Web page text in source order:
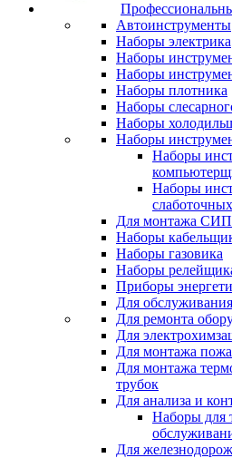
Автоинструменты
Наборы электрика
Наборы
Наборы
Наборы плотника
Наборы
Наборы
Наборы
Наборы
Наборы
Для монтажа
Наборы
Наборы газовика
Наборы
Приборы
Для
Для ремонта
Для
Для монтажа
Для монтажа
трубок
Для анализа и
Наборы для
Для